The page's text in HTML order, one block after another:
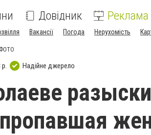
Довідник Реклама
Вакансії Погода Нерухомість
ФОТО
Надійне джерело
пропавшая